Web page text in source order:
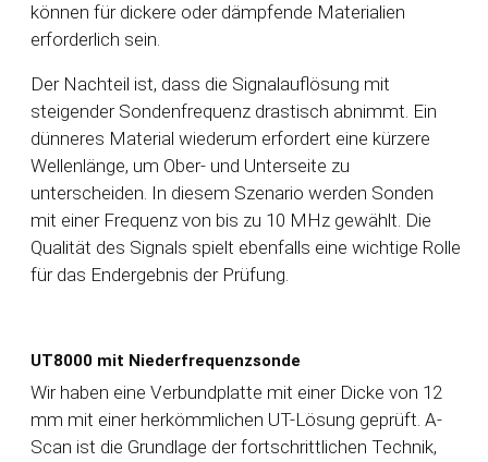
können für dickere oder dämpfende Materialien
erforderlich sein.
Der Nachteil ist, dass die Signalauflösung mit
steigender Sondenfrequenz drastisch abnimmt. Ein
dünneres Material wiederum erfordert eine kürzere
Wellenlänge, um Ober- und Unterseite zu
unterscheiden. In diesem Szenario werden Sonden
mit einer Frequenz von bis zu 10 MHz gewählt. Die
Qualität des Signals spielt ebenfalls eine wichtige Rolle
für das Endergebnis der Prüfung.
UT8000 mit Niederfrequenzsonde
Wir haben eine Verbundplatte mit einer Dicke von 12
mm mit einer herkömmlichen UT-Lösung geprüft. A-
Scan ist die Grundlage der fortschrittlichen Technik,